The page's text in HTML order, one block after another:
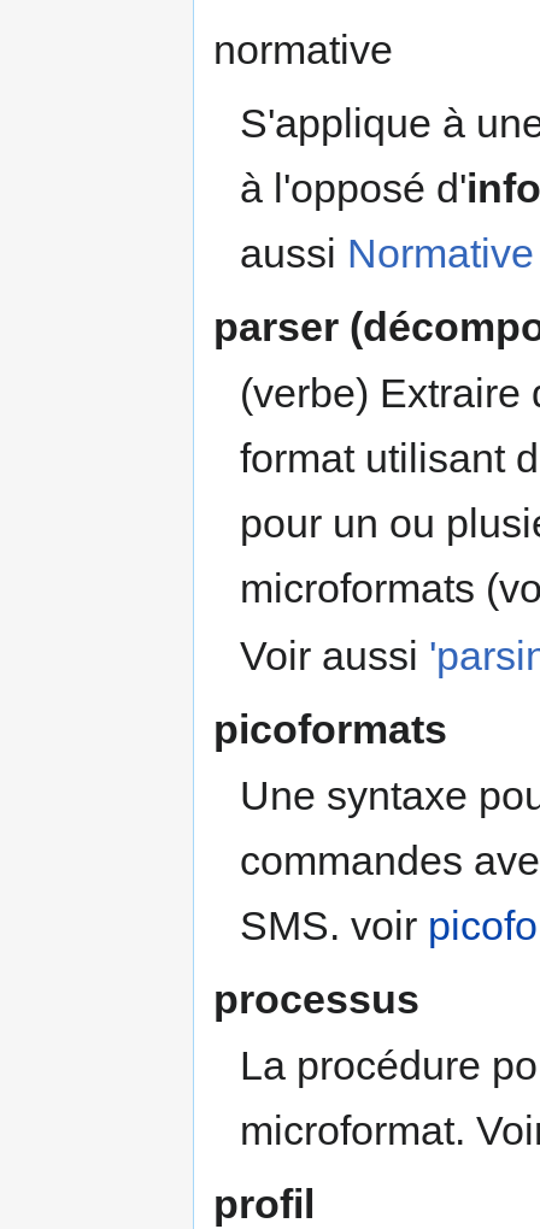
normative
S'applique à
à l'opposé d'
aussi
parser
(verbe) Extraire
format utilisant
pour un ou
microformats
Voir aussi
picoformats
Une syntaxe
commandes
SMS. voir
processus
La procédure
microformat.
profil